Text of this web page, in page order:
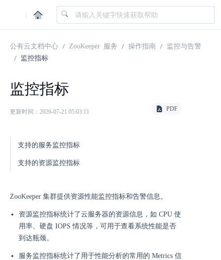
|
公有云文档中心 ZooKeeper 服务 操作指南
监控与告警
监控指标
监控指标
更新时间：2026-07-21 05:03:11 PDF
支持的服务监控指标
支持的资源监控指标
ZooKeeper 集群提供资源性能监控指标和告警信息。
资源监控指标统计了云服务器的资源信息，如 CPU 使
用率、硬盘 IOPS 情况等，可用于查看系统性能是否
到达瓶颈。
服务监控指标统计了用于性能分析的常用的 Metrics 信